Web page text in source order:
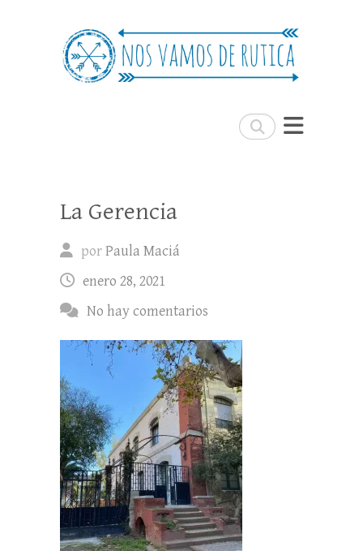
Buscar
Nos Vamos de Rutica
La Gerencia
porPaula Maciá
enero 28, 2021
No hay comentarios